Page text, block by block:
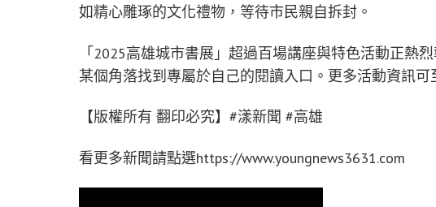
如精心雕琢的文化禮物，等待市民親自拆封。
「2025高雄城市書展」超過百場講座與特色活動正熱
某個角落找到專屬於自己的閱讀入口。更多活動資訊可
【版權所有 翻印必究】#漾新聞 #高雄
看更多新聞請點選https://www.youngnews3631.com